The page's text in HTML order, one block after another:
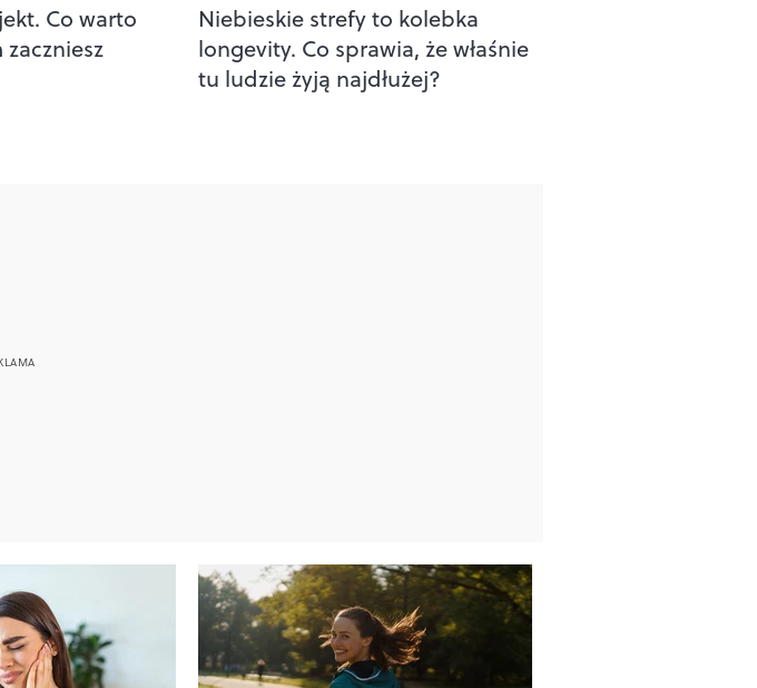
Co warto
Niebieskie strefy to kolebka
longevity. Co sprawia, że właśnie
tu ludzie żyją najdłużej?